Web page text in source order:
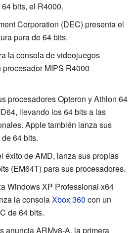
bits, el R4000.
Corporation (DEC) presenta el
pura de 64 bits.
la consola de videojuegos
procesador MIPS R4000
procesadores Opteron y Athlon 64
llevando los 64 bits a las
Apple también lanza sus
64 bits.
éxito de AMD, lanza sus propias
(EM64T) para sus procesadores.
Windows XP Professional x64
la consolaXbox 360 con un
de 64 bits.
anuncia ARMv8-A, la primera